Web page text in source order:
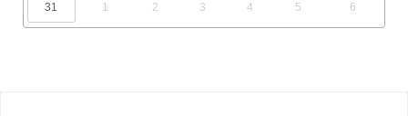
31 1 2 3 4 5 6